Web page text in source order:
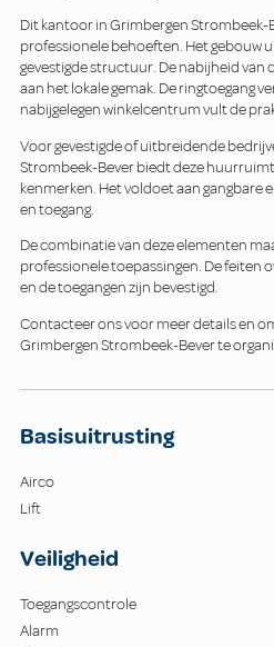
Dit kantoor in Grimbergen Strombeek-
professionele behoeften. Het gebouw
gevestigde structuur. De nabijheid van
aan het lokale gemak. De ringtoegang
nabijgelegen winkelcentrum vult de
Voor gevestigde of uitbreidende
Strombeek-Bever biedt deze
kenmerken. Het voldoet aan gangbare
en toegang.
De combinatie van deze elementen
professionele toepassingen. De feiten
en de toegangen zijn bevestigd.
Contacteer ons voor meer details en
Grimbergen Strombeek-Bever te
Basisuitrusting
Airco
Lift
Veiligheid
Toegangscontrole
Alarm